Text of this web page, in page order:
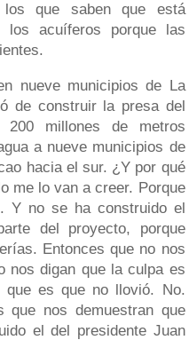
que saben que está
los acuíferos porque las
nueve municipios de La
de construir la presa del
200 millones de metros
a nueve municipios de
hacia el sur. ¿Y por qué
me lo van a creer. Porque
Y no se ha construido el
del proyecto, porque
Entonces que no nos
nos digan que la culpa es
que es que no llovió. No.
que nos demuestran que
el del presidente Juan